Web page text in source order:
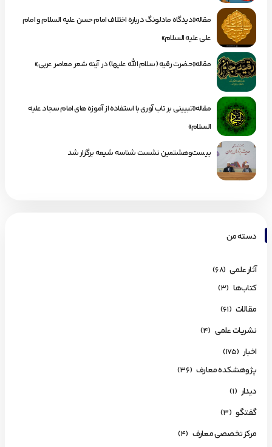
مقاله«دیدگاه مادلونگ درباره اختلاف امام حسن علیه السلام و امام
علی علیه السلام»
مقاله«حضرت رقیه (سلام الله علیها) در آینه شعر معاصر عربی»
مقاله«تبیینی بر تاب آوری با استفاده از آموزه های امام سجاد علیه
السلام»
بیست‌وهشتمین نشست شناسه شیعه برگزار شد
دسته من
آثار علمی (68)
کتاب‌ها (3)
مقالات (61)
نشریات علمی (4)
اخبار (175)
پژوهشکده معارف (36)
دیدار (1)
گفتگو (3)
مرکز تخصصی معارف (4)